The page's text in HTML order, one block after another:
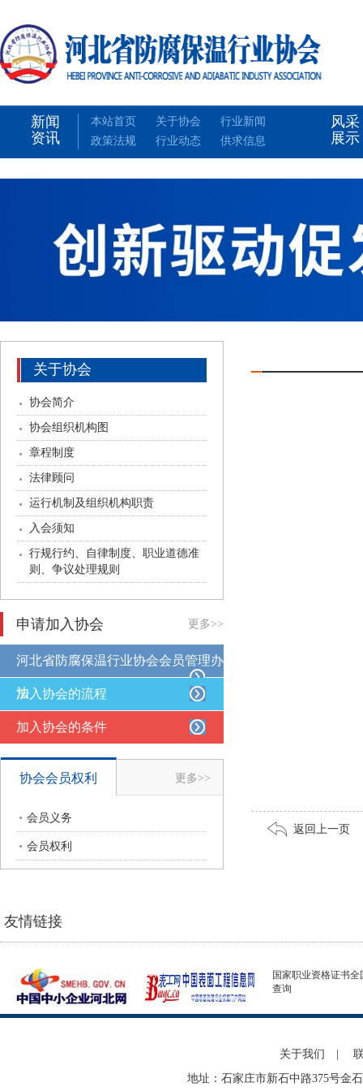
新闻
资讯
本站首页 关于协会
行业新闻
政策法规
行业动态 供求信息
风采
展示
关于协会
协会简介
协会组织机构图
章程制度
法律顾问
运行机制及组织机构职责
入会须知
行规行约、自律制度、职业道德准
则、争议处理规则
申请加入协会 更多>>
河北省防腐保温行业协会会员管理办
法
加入协会的流程
加入协会的条件
协会会员权利 更多>>
会员义务
会员权利
返回上一页
友情链接
国家职业资格证书全
查询
关于我们
地址：石家庄市新石中路375号金